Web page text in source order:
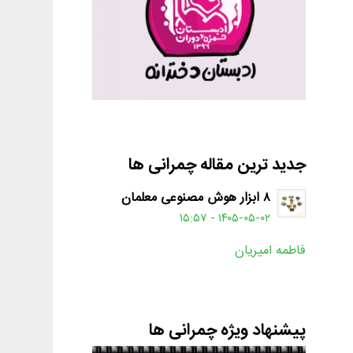
جدید ترین مقاله چمرانی ها
۸ ابزار هوش مصنوعی معلمان
۱۴۰۵-۰۵-۰۲ - ۱۵:۵۷
فاطمه امیریان
پیشنهاد ویژه چمرانی ها